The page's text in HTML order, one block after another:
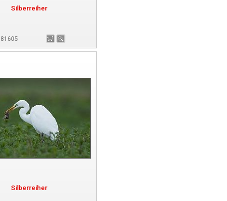
Silberreiher
Silberreiher